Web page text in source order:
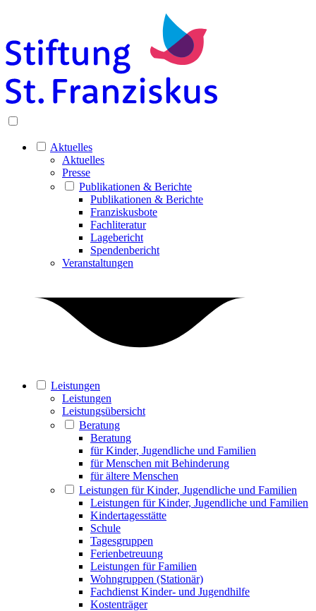
Aktuelles
Aktuelles
Presse
Publikationen & Berichte
Publikationen & Berichte
Franziskusbote
Fachliteratur
Lagebericht
Spendenbericht
Veranstaltungen
Leistungen
Leistungen
Leistungsübersicht
Beratung
Beratung
für Kinder, Jugendliche und Familien
für Menschen mit Behinderung
für ältere Menschen
Leistungen für Kinder, Jugendliche und Familien
Leistungen für Kinder, Jugendliche und Familien
Kindertagesstätte
Schule
Tagesgruppen
Ferienbetreuung
Leistungen für Familien
Wohngruppen (Stationär)
Fachdienst Kinder- und Jugendhilfe
Kostenträger